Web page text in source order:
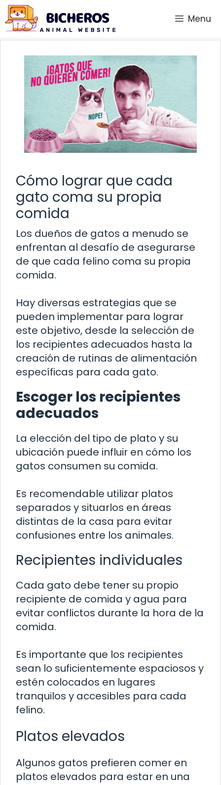
Saltar
al
contenido
Menu
Cómo lograr que cada
gato coma su propia
comida
Los dueños de gatos a menudo se
enfrentan al desafío de asegurarse
de que cada felino coma su propia
comida.
Hay diversas estrategias que se
pueden implementar para lograr
este objetivo, desde la selección de
los recipientes adecuados hasta la
creación de rutinas de alimentación
específicas para cada gato.
Escoger los recipientes
adecuados
La elección del tipo de plato y su
ubicación puede influir en cómo los
gatos consumen su comida.
Es recomendable utilizar platos
separados y situarlos en áreas
distintas de la casa para evitar
confusiones entre los animales.
Recipientes individuales
Cada gato debe tener su propio
recipiente de comida y agua para
evitar conflictos durante la hora de la
comida.
Es importante que los recipientes
sean lo suficientemente espaciosos y
estén colocados en lugares
tranquilos y accesibles para cada
felino.
Platos elevados
Algunos gatos prefieren comer en
platos elevados para estar en una